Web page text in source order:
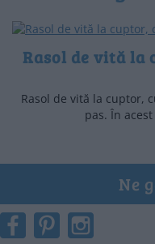
Rasol de vită la
Rasol de vită la cuptor,
pas. În
Ne